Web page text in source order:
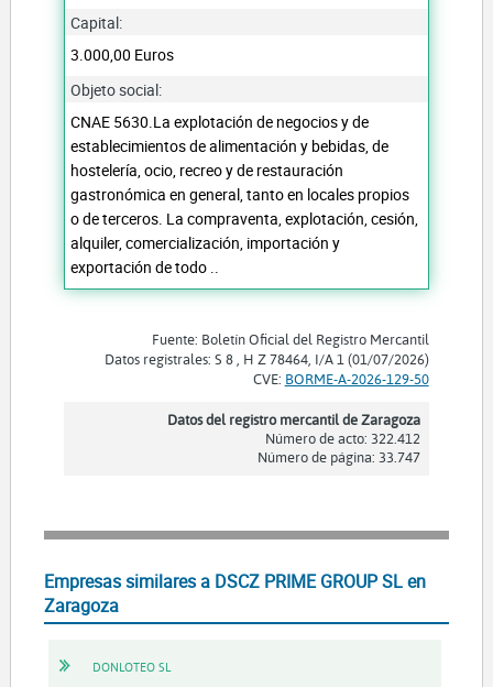
Capital:
3.000,00 Euros
Objeto social:
CNAE 5630.La explotación de negocios y de
establecimientos de alimentación y bebidas, de
hostelería, ocio, recreo y de restauración
gastronómica en general, tanto en locales propios
o de terceros. La compraventa, explotación, cesión,
alquiler, comercialización, importación y
exportación de todo ..
Fuente: Boletín Oficial del Registro Mercantil
Datos registrales: S 8 , H Z 78464, I/A 1 (01/07/2026)
CVE: BORME-A-2026-129-50
Datos del registro mercantil de Zaragoza
Número de acto: 322.412
Número de página: 33.747
Empresas similares a DSCZ PRIME GROUP SL en
Zaragoza
DONLOTEO SL